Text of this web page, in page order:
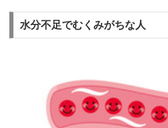
水分不足でむくみがちな人